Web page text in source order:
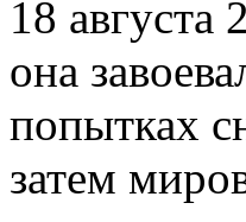
18
она
попытках
затем